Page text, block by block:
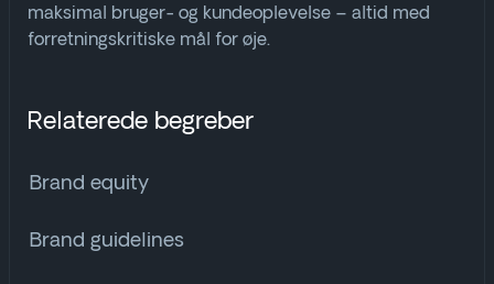
maksimal bruger- og kundeoplevelse – altid med
forretningskritiske mål for øje.
Relaterede begreber
Brand equity
Brand guidelines